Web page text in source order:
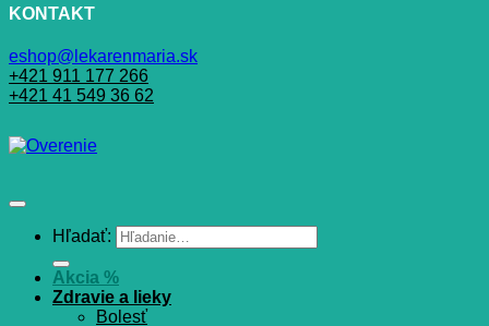
KONTAKT
eshop@lekarenmaria.sk
+421 911 177 266
+421 41 549 36 62
Hľadať:
Akcia %
Zdravie a lieky
Bolesť